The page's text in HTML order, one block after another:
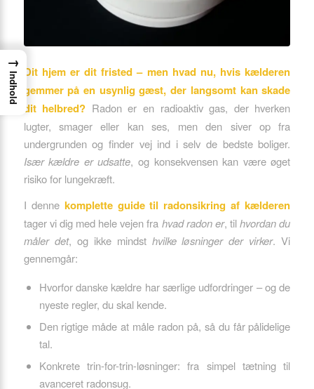
Dit hjem er dit fristed – men hvad nu, hvis kælderen
gemmer på en usynlig gæst, der langsomt kan skade
dit helbred? Radon er en radioaktiv gas, der hverken
lugter, smager eller kan ses, men den siver op fra
undergrunden og finder vej ind i selv de bedste boliger.
Især kældre er udsatte, og konsekvensen kan være øget
risiko for lungekræft.
I denne komplette guide til radonsikring af kælderen
tager vi dig med hele vejen fra hvad radon er, tilhvordan du
måler det, og ikke mindst hvilke løsninger der virker. Vi
gennemgår:
Hvorfor danske kældre har særlige udfordringer – og de
nyeste regler, du skal kende.
Den rigtige måde at måle radon på, så du får pålidelige
tal.
Konkrete trin-for-trin-løsninger: fra simpel tætning til
avanceret radonsug.
→
Indhold